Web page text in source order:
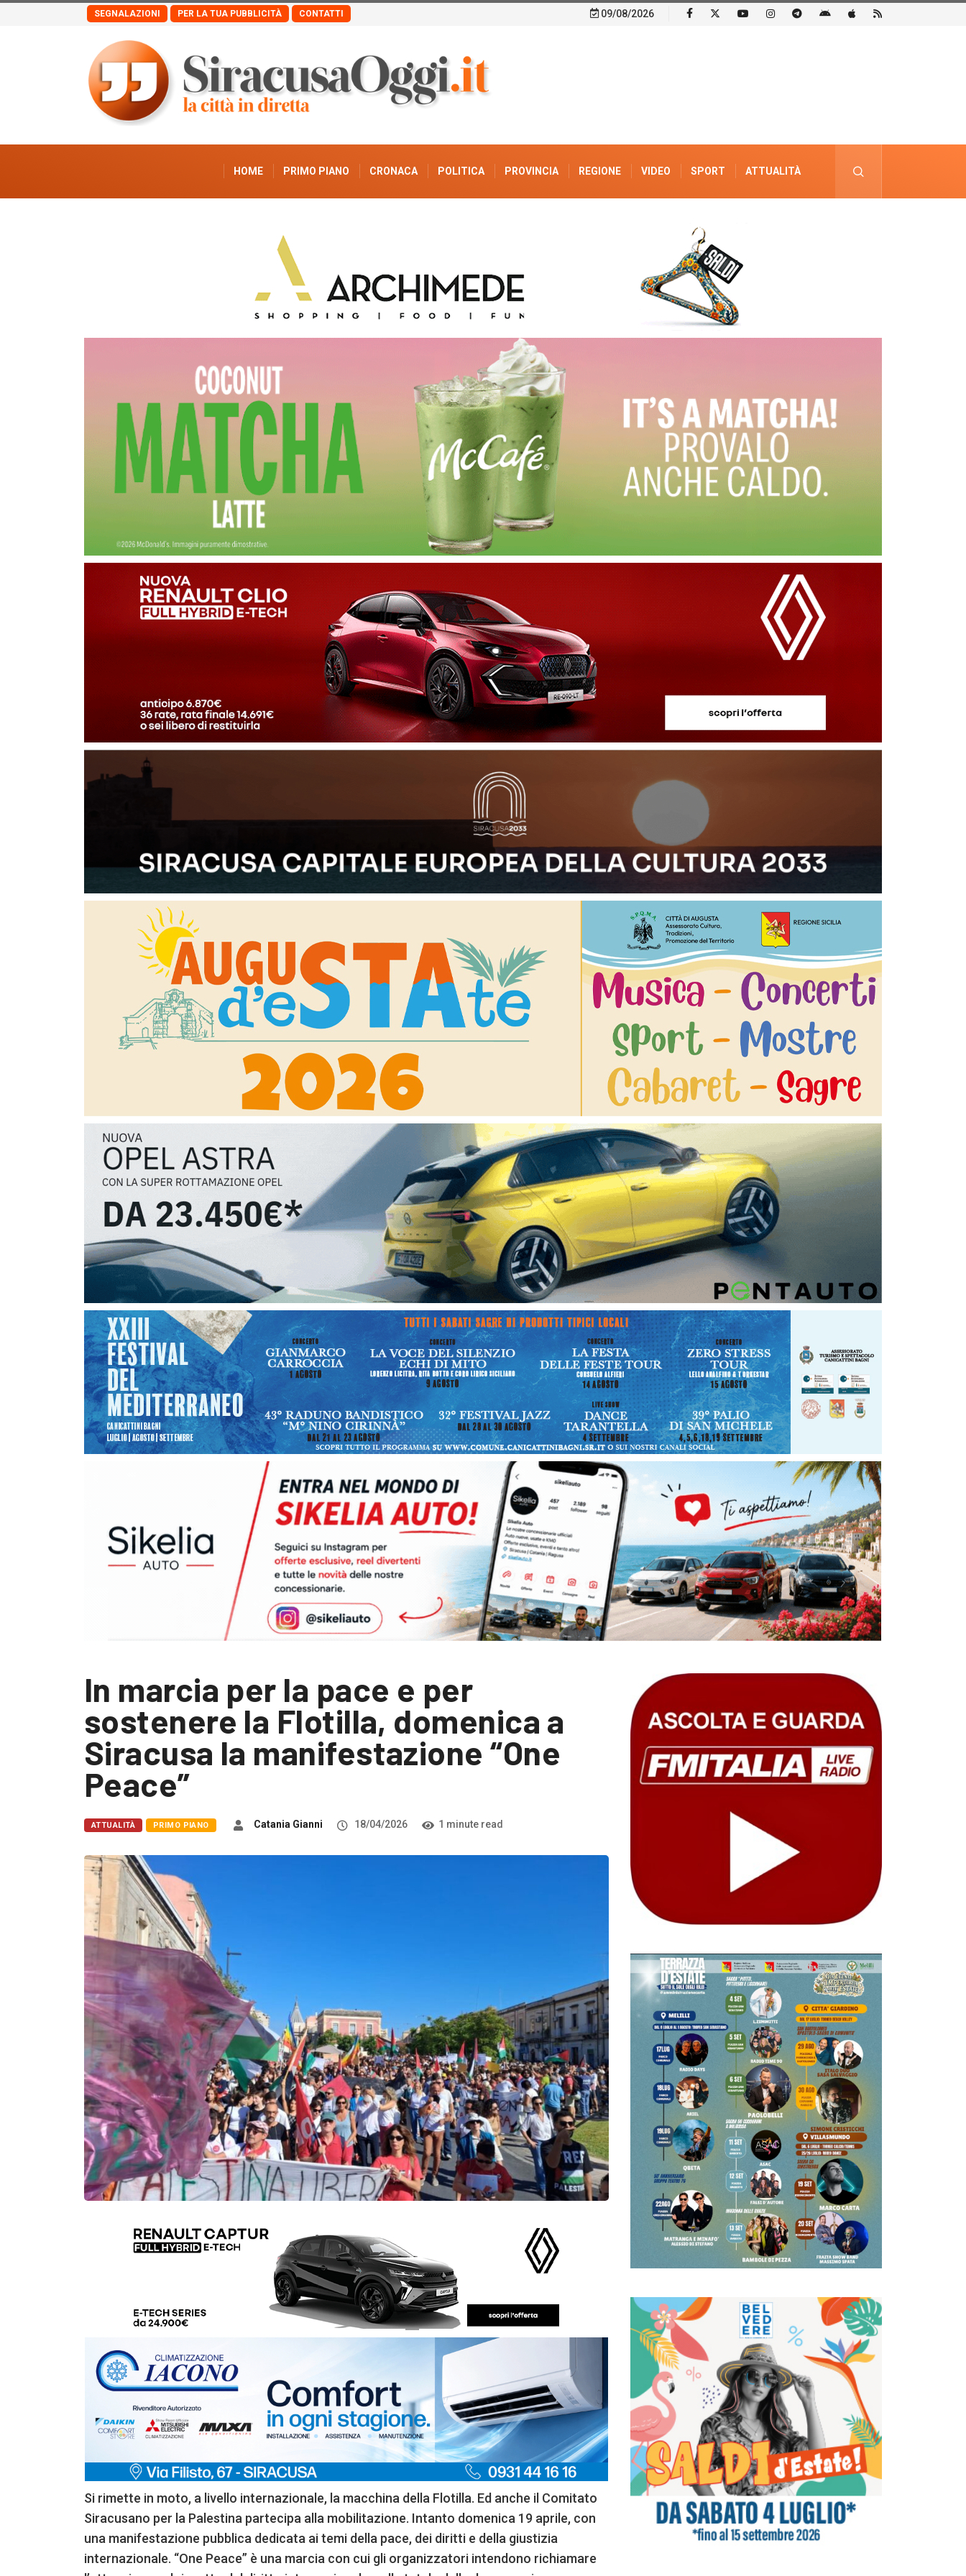
SEGNALAZIONI PER LA TUA PUBBLICITÀ CONTATTI 09/08/2026
HOME PRIMO PIANO CRONACA POLITICA PROVINCIA REGIONE VIDEO SPORT ATTUALITÀ
PUBBLICITÀ ELETTORALE
In marcia per la pace e per
sostenere la Flotilla, domenica a
Siracusa la manifestazione “One
Peace”
ATTUALITÀ PRIMO PIANO Catania Gianni 18/04/2026 1 minute read
Si rimette in moto, a livello internazionale, la macchina della Flotilla. Ed anche il Comitato
Siracusano per la Palestina partecipa alla mobilitazione. Intanto domenica 19 aprile, con
una manifestazione pubblica dedicata ai temi della pace, dei diritti e della giustizia
internazionale. “One Peace” è una marcia con cui gli organizzatori intendono richiamare